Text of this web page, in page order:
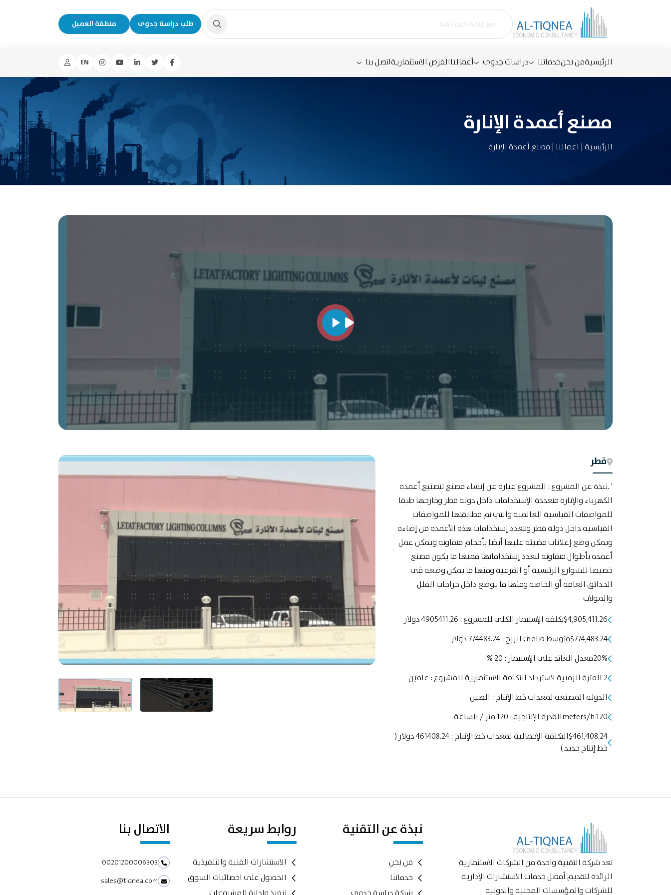
طلب دراسة جدوى منطقة العميل
الرئيسيةمن نحنخدماتنا دراسات جدوى أعمالناالفرص الاستثماريةاتصل بنا EN
مصنع أعمدة الإنارة
الرئيسية | اعمالنا | مصنع أعمدة الإنارة
قطر
’ .نبذة عن المشروع : المشروع عبارة عن إنشاء مصنع لتصنيع أعمدة
الكهرباء والإنارة متعددة الإستخدامات داخل دولة قطر وخارجها طبقا
للمواصفات القياسية العالمية والتي تم مطابقتها للمواصفات
القياسيه داخل دولة قطر وتتعدد إستخدامات هذه الأعمده من إضاءه
ويمكن وضع إعلانات مضيئه عليها أيضا بأحجام متفاوته ويمكن عمل
أعمده بأطوال متفاوته لتعدد إستخداماتها فمنها ما يكون مصنع
خصيصا للشوارع الرئيسية أو الفرعية ومنها ما يمكن وضعه في
الحدائق العامه أو الخاصه ومنها ما يوضع داخل جراجات الفلل
والمولات
$4,905,411.26تكلفة الإستثمار الكلي للمشروع : 4905411.26 دولار
$774,483.24متوسط صافى الربح : 774483.24 دولار
20%معدل العائد علي الإستثمار : 20 %
2 الفترة الزمنية لاسترداد التكلفة الاستثمارية للمشروع : عامين
الدولة المصنعة لمعدات خط الإنتاج : الصين
120 meters/hالقدرة الإنتاجية : 120 متر / الساعة
$461,408.24التكلفة الإجمالية لمعدات خط الإنتاج : 461408.24 دولار (
خط إنتاج جديد )
تعد شركة التقنية واحدة من الشركات الاستثمارية
الرائدة لتقديم أفضل خدمات الاستشارات الإدارية
للشركات والمؤسسات المحلية والدولية
نبذة عن التقنية
من نحن
خدماتنا
روابط سريعة
الاستشارات الفنية والتنفيذية
الحصول على احصائيات السوق
الاتصال بنا
00201200006303
sales@tiqnea.com